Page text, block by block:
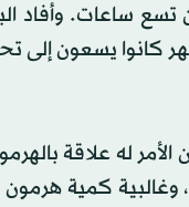
كانوا يسعون
الأمر له علاقة
كمية